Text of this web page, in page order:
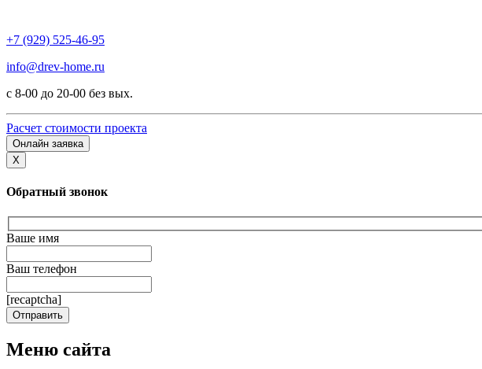
+7 (929) 525-46-95
info@drev-home.ru
с 8-00 до 20-00 без вых.
Расчет стоимости проекта
Онлайн заявка
X
Обратный звонок
Ваше имя
Ваш телефон
[recaptcha]
Меню сайта